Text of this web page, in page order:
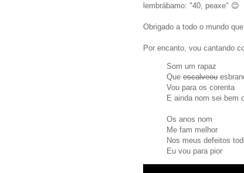
lembrábamo: "40, peaxe" 😊
Obrigado a todo o mundo
Por encanto, vou cantando
Som um rapaz
Que escalveou
Vou para os corenta
E ainda nom sei bem
Os anos nom
Me fam melhor
Nos meus defeitos
Eu vou para pior